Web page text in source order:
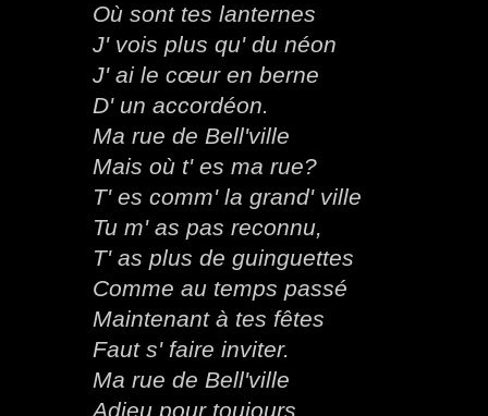
Où sont tes lanternes
J' vois plus qu' du néon
J' ai le cœur en berne
D' un accordéon.
Ma rue de Bell'ville
Mais où t' es ma rue?
T' es comm' la grand' ville
Tu m' as pas reconnu,
T' as plus de guinguettes
Comme au temps passé
Maintenant à tes fêtes
Faut s' faire inviter.
Ma rue de Bell'ville
Adieu pour toujours